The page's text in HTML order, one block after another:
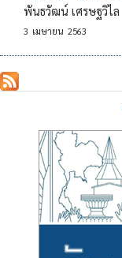
พันธวัฒน์ เศรษฐวิไล
3 เมษายน 2563